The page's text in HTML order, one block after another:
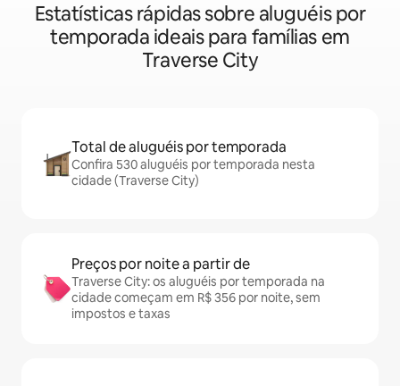
Estatísticas rápidas sobre aluguéis por
temporada ideais para famílias em
Traverse City
Total de aluguéis por temporada
Confira 530 aluguéis por temporada nesta
cidade (Traverse City)
Preços por noite a partir de
Traverse City: os aluguéis por temporada na
cidade começam em R$ 356 por noite, sem
impostos e taxas